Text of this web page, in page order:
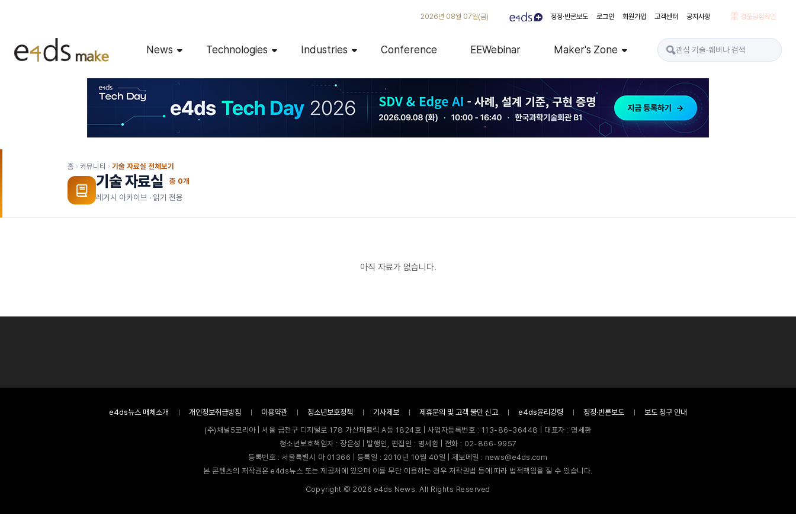
2026년 08월 07일(금) 정정·반론보도 로그인 회원가입 고객센터 공지사항 경품당첨확인
News Technologies Industries Conference EEWebinar Maker's Zone
홈 커뮤니티 기술 자료실 전체보기
기술 자료실 총 0개
레거시 아카이브 · 읽기 전용
아직 자료가 없습니다.
e4ds뉴스 매체소개 개인정보취급방침 이용약관 청소년보호정책 기사제보 제휴문의 및 고객 불만 신고 e4ds윤리강령 정정·반론보도
보도 청구 안내
(주)채널5코리아 | 서울 금천구 디지털로 178 가산퍼블릭 A동 1824호 | 사업자등록번호 : 113-86-36448 | 대표자 : 명세환
청소년보호책임자 : 장은성 | 발행인, 편집인 : 명세환 | 전화 : 02-866-9957
등록번호 : 서울특별시 아 01366 | 등록일 : 2010년 10월 40일 | 제보메일 : news@e4ds.com
본 콘텐츠의 저작권은 e4ds뉴스 또는 제공처에 있으며 이를 무단 이용하는 경우 저작권법 등에 따라 법적책임을 질 수 있습니다.
Copyright ©2026 e4ds News. All Rights Reserved